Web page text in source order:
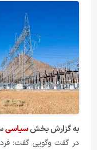
به گزارش بخشسیاسی
در گفت وگویی گفت: